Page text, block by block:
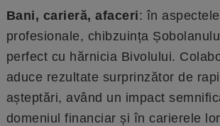
Bani, carieră, afaceri: în
profesionale, chibzuința
perfect cu hărnicia Bivolului.
aduce rezultate surprinzător de
așteptări, având un impact
domeniul financiar și în carierele